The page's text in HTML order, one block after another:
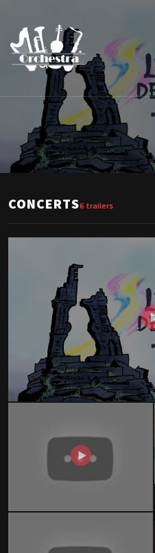
Trailer
Concert 2025
Ferme du Biéreau · Louvain-la-Neuve
REGARDER
CONCERTS6 trailers
Trailer — Édition 2025
Trailer — Édition 2024